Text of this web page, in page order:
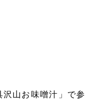
山お味噌汁」で参